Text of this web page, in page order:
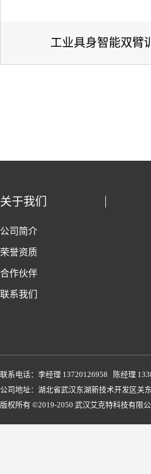
工业具身智能双臂
关于我们
公司简介
荣誉资质
合作伙伴
联系我们
联系电话：李经理 13720126958 陈经理
公司地址：湖北省武汉东湖新技术开发区关
版权所有 ©2019-2050 武汉艾克特科技有限